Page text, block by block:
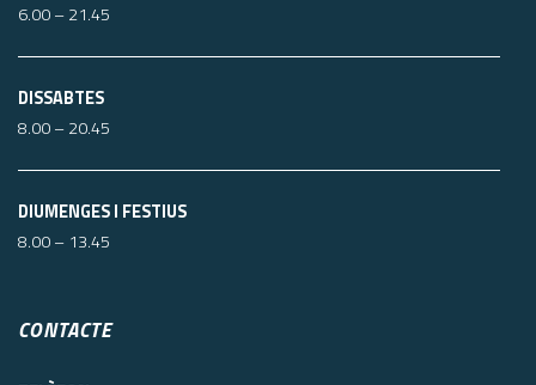
6.00 – 21.45
DISSABTES
8.00 – 20.45
DIUMENGES I FESTIUS
8.00 – 13.45
CONTACTE